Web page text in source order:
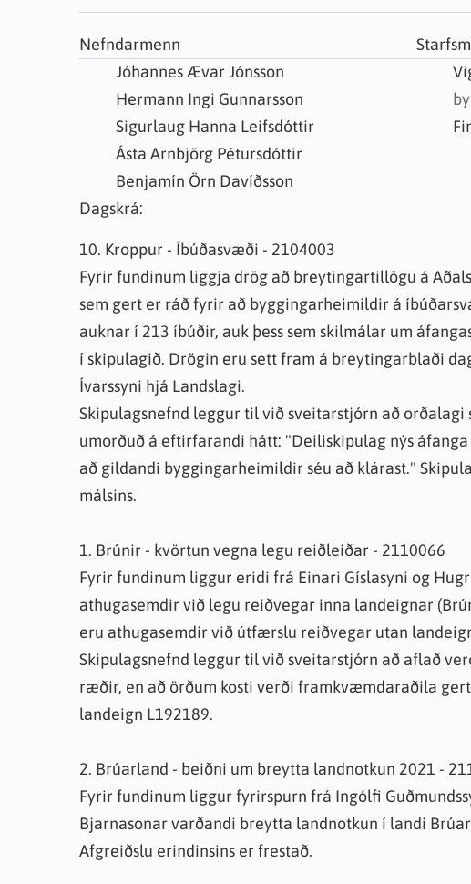
Umsóknir
Annað
Farsæld barna
Íþrótta- og tómstundastyrkur
Nefndarmenn
Jóhannes Ævar Jónsson
Hermann Ingi Gunnarsson
Sigurlaug Hanna Leifsdóttir
Ásta Arnbjörg Pétursdóttir
Benjamín Örn Davíðsson
Dagskrá:
10. Kroppur - Íbúðasvæði - 2104003
Fyrir fundinum liggja drög að breytingartillögu á
sem gert er ráð fyrir að byggingarheimildir á
auknar í 213 íbúðir, auk þess sem skilmálar um
í skipulagið. Drögin eru sett fram á breytingarblaði
Ívarssyni hjá Landslagi.
Skipulagsnefnd leggur til við sveitarstjórn að
umorðuð á eftirfarandi hátt: "Deiliskipulag nýs
að gildandi byggingarheimildir séu að klárast."
málsins.
1. Brúnir - kvörtun vegna legu reiðleiðar - 2110066
Fyrir fundinum liggur eridi frá Einari Gíslasyni og
athugasemdir við legu reiðvegar inna landeignar
eru athugasemdir við útfærslu reiðvegar utan
Skipulagsnefnd leggur til við sveitarstjórn að aflað
ræðir, en að örðum kosti verði framkvæmdaraðila
landeign L192189.
2. Brúarland - beiðni um breytta landnotkun 2021 -
Fyrir fundinum liggur fyrirspurn frá Ingólfi
Bjarnasonar varðandi breytta landnotkun í landi
Afgreiðslu erindinsins er frestað.